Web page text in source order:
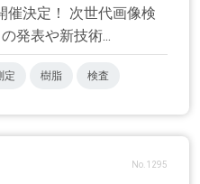
催決定！ 次世代画像検
発表や新技術...
定 樹脂 検査
No.1295